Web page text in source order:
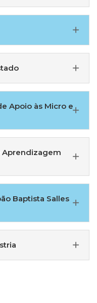
Apoio às Micro e
Aprendizagem
Baptista Salles